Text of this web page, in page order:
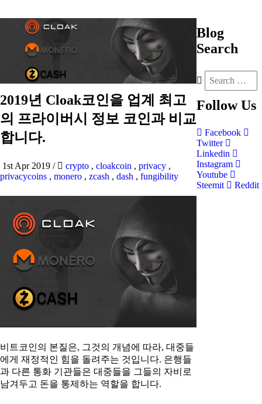
2019년 Cloak코인을 업계 최고
의 프라이버시 정보 코인과 비교
합니다.
1st Apr 2019 / crypto , cloakcoin , privacy ,
privacycoins , monero , zcash , dash , fungibility
비트코인의 본질은, 그것의 개념에 따라, 대중들
에게 재정적인 힘을 돌려주는 것입니다. 은행들
과 다른 통화 기관들은 대중들을 그들의 자비로
남겨두고 돈을 통제하는 역할을 합니다.
Blog
Search
Follow Us
Facebook
Twitter
Linkedin
Instagram
Youtube
Steemit
Reddit